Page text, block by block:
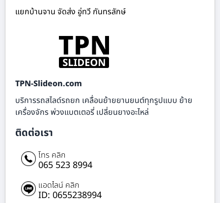
แยกบ้านจาน จัดส่ง อู่ทวี กันทรลักษ์
TPN-Slideon.com
บริการรถสไลด์รถยก เคลื่อนย้ายยานยนต์ทุกรูปแบบ ย้าย
เครื่องจักร พ่วงแบตเตอรี่ เปลี่ยนยางอะไหล่
ติดต่อเรา
โทร คลิก
065 523 8994
แอดไลน์ คลิก
ID: 0655238994